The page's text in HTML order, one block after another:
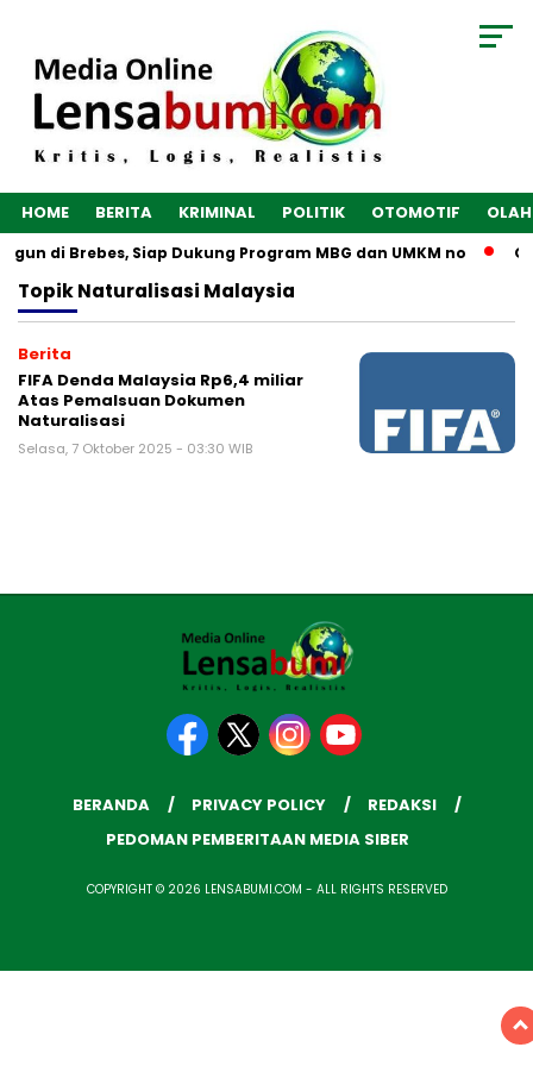
HOME BERITA KRIMINAL POLITIK OTOMOTIF
di Brebes, Siap Dukung Program MBG dan UMKM no
TopikNaturalisasi Malaysia
Berita
FIFA Denda Malaysia Rp6,4 miliar
Atas Pemalsuan Dokumen
Naturalisasi
Selasa, 7 Oktober 2025 - 03:30 WIB
BERANDA PRIVACY POLICY
REDAKSI
PEDOMAN PEMBERITAAN MEDIA SIBER
COPYRIGHT © 2026 LENSABUMI.COM - ALL RIGHTS RESERVED